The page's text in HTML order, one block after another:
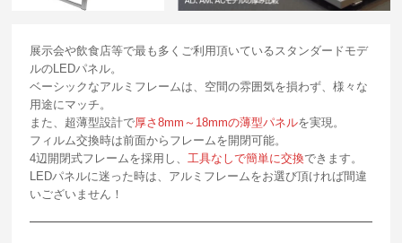
展示会や飲食店等で最も多くご利用頂いているスタンダードモデ
ルのLEDパネル。
ベーシックなアルミフレームは、空間の雰囲気を損わず、様々な
用途にマッチ。
また、超薄型設計で厚さ8mm～18mmの薄型パネルを実現。
フィルム交換時は前面からフレームを開閉可能。
4辺開閉式フレームを採用し、工具なしで簡単に交換できます。
LEDパネルに迷った時は、アルミフレームをお選び頂ければ間違
いございません！